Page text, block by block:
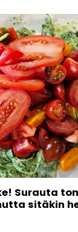
Surauta
sitäkin